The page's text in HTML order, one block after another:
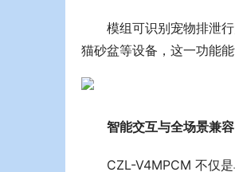
模组可识别宠物排泄
猫砂盆等设备，这一功能
智能交互与全场景兼
CZL-V4MPCM 不仅